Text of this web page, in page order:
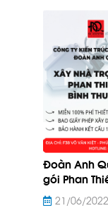
Đoàn Anh
gói Phan
21/06/2022